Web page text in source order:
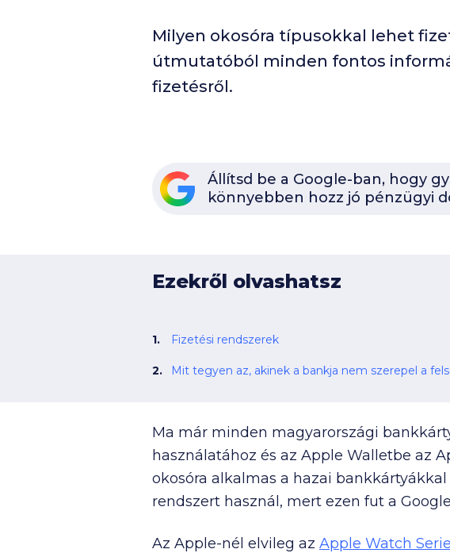
Milyen okosóra típusokkal lehet
útmutatóból minden fontos
fizetésről.
Állítsd be a Google-ban, hogy
könnyebben hozz jó pénzügyi
Ezekről olvashatsz
Fizetési rendszerek
Mit tegyen az,
Ma már minden magyarországi
használatához és az Apple Walletbe az
okosóra alkalmas a hazai
rendszert használ, mert ezen fut a
Az Apple-nél elvileg az Apple Watch